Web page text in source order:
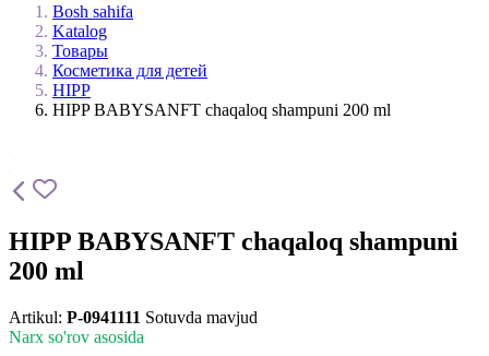
Bosh sahifa
Katalog
Товары
Косметика для детей
HIPP
HIPP BABYSANFT chaqaloq shampuni 200 ml
HIPP BABYSANFT chaqaloq shampuni
200 ml
Artikul: P-0941111 Sotuvda mavjud
Narx so'rov asosida